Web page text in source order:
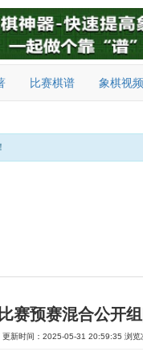
比赛棋谱 象棋视频
赛预赛混合公开
更新时间：2025-05-31 20:59:35 浏览